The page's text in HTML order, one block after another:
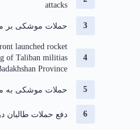
attacks
حملات موشکی بر
launched rocket
of Taliban militias
Province
حملات موشکی به
دفع حملات طالبان